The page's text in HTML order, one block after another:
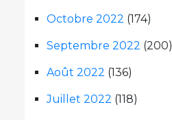
Octobre 2022 (174)
Septembre 2022 (200)
Août 2022 (136)
Juillet 2022 (118)